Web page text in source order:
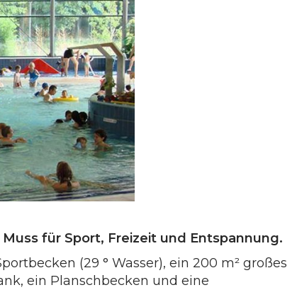
für Sport, Freizeit und Entspannung.
(29 ° Wasser), ein 200 m² großes
ein Planschbecken und eine